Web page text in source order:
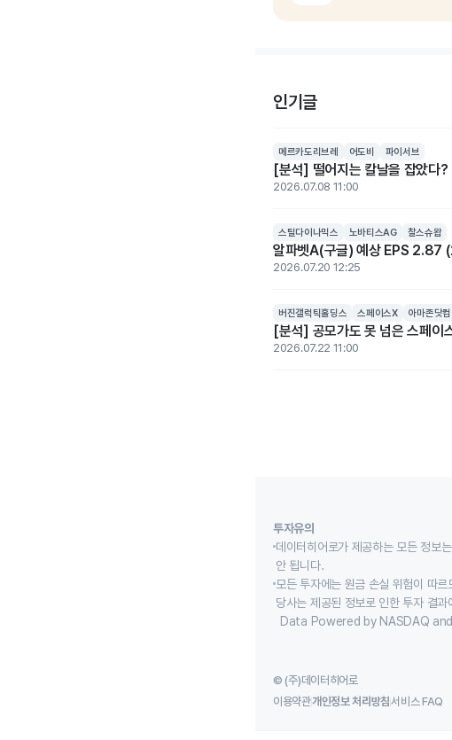
인기글
메르카도리브레 어도비 파이서브
[분석] 떨어지는 칼날을 잡았다
2026.07.08 11:00
스틸다이나믹스 노바티스AG 찰스슈왑
알파벳A(구글) 예상 EPS 2.87
2026.07.20 12:25
버진갤럭틱홀딩스 스페이스X 아마존닷컴
[분석] 공모가도 못 넘은 스페이
2026.07.22 11:00
투자유의
데이터히어로가 제공하는 모든 정보
안 됩니다.
모든 투자에는 원금 손실 위험이 따
당사는 제공된 정보로 인한 투자 결
Data Powered by NASDAQ
© (주)데이터히어로
이용약관개인정보 처리방침서비스 FAQ